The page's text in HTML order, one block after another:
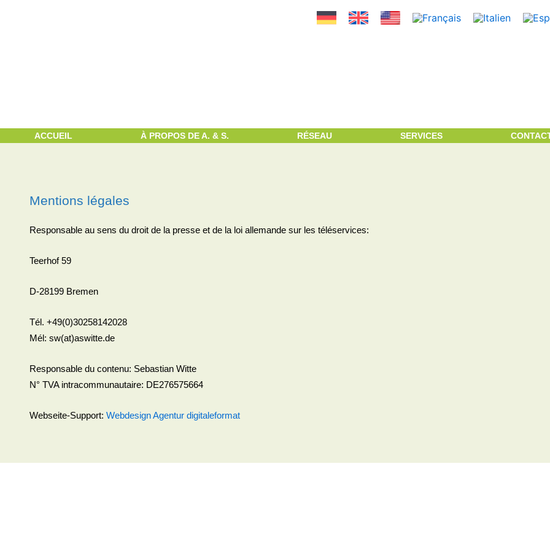
ACCUEIL À PROPOS DE A. & S. RÉSEAU SERVICES
Mentions légales
Responsable au sens du droit de la presse et de la loi allemande sur les téléservices:
Teerhof 59
D-28199 Bremen
Tél. +49(0)30258142028
Mél: sw(at)aswitte.de
Responsable du contenu: Sebastian Witte
N° TVA intracommunautaire: DE276575664
Webseite-Support: Webdesign Agentur digitaleformat